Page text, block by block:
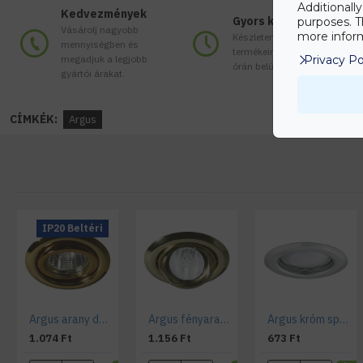
Kedvezmények
Vásárolj nagyobb
mennyiségben és
megadjuk a legjobb
gyártói árakat.
Gyors kiszállítás
Készleten lévő
termékeinket akár 24
órán belül megkaphatod!
CÍMKÉK: Argus
IP20 Beltéri
Argus arany dönthető spotkeret
1.074 Ft
Argus fényarany dönthető spotkeret
1.156 Ft
Argus króm spotkeret
673 Ft
purposes.
more
Privacy